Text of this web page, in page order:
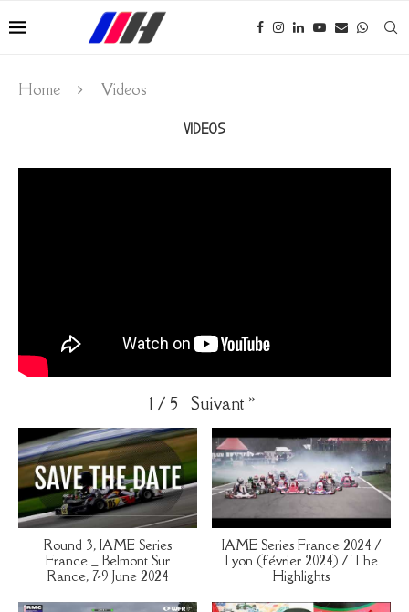
Home Videos
VIDEOS
1 / 5 Suivant »
Round 3, IAME Series
France _ Belmont Sur
Rance, 7-9 June 2024
IAME Series France 2024 /
Lyon (février 2024) / The
Highlights